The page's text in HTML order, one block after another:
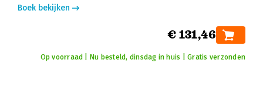
Boek bekijken
€ 131,46
Op voorraad | Nu besteld, dinsdag in huis | Gratis verzonden